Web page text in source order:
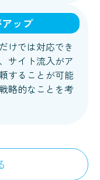
ップ
けでは対応でき
サイト流入がア
することが可能
略的なことを考